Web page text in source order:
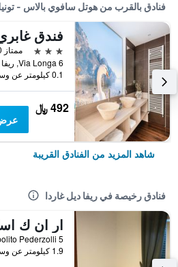
فنادق بالقرب من هوتل سافوي بالاس -
فندق
3 نجوم
ممتاز 9.0
0.1 كيلومتر عن وسط المدينة
492 ﷼
شاهد المزيد من الفنادق القريبة
فنادق رخيصة في ريفا ديل غاردا
1.9 كيلومتر عن وسط المدينة